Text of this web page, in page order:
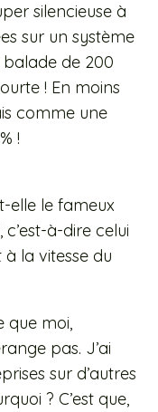
silencieuse à
sur un système
balade de 200
! En moins
comme une
!
elle le fameux
à-dire celui
la vitesse du
que moi,
pas. J’ai
sur d’autres
? C’est que,